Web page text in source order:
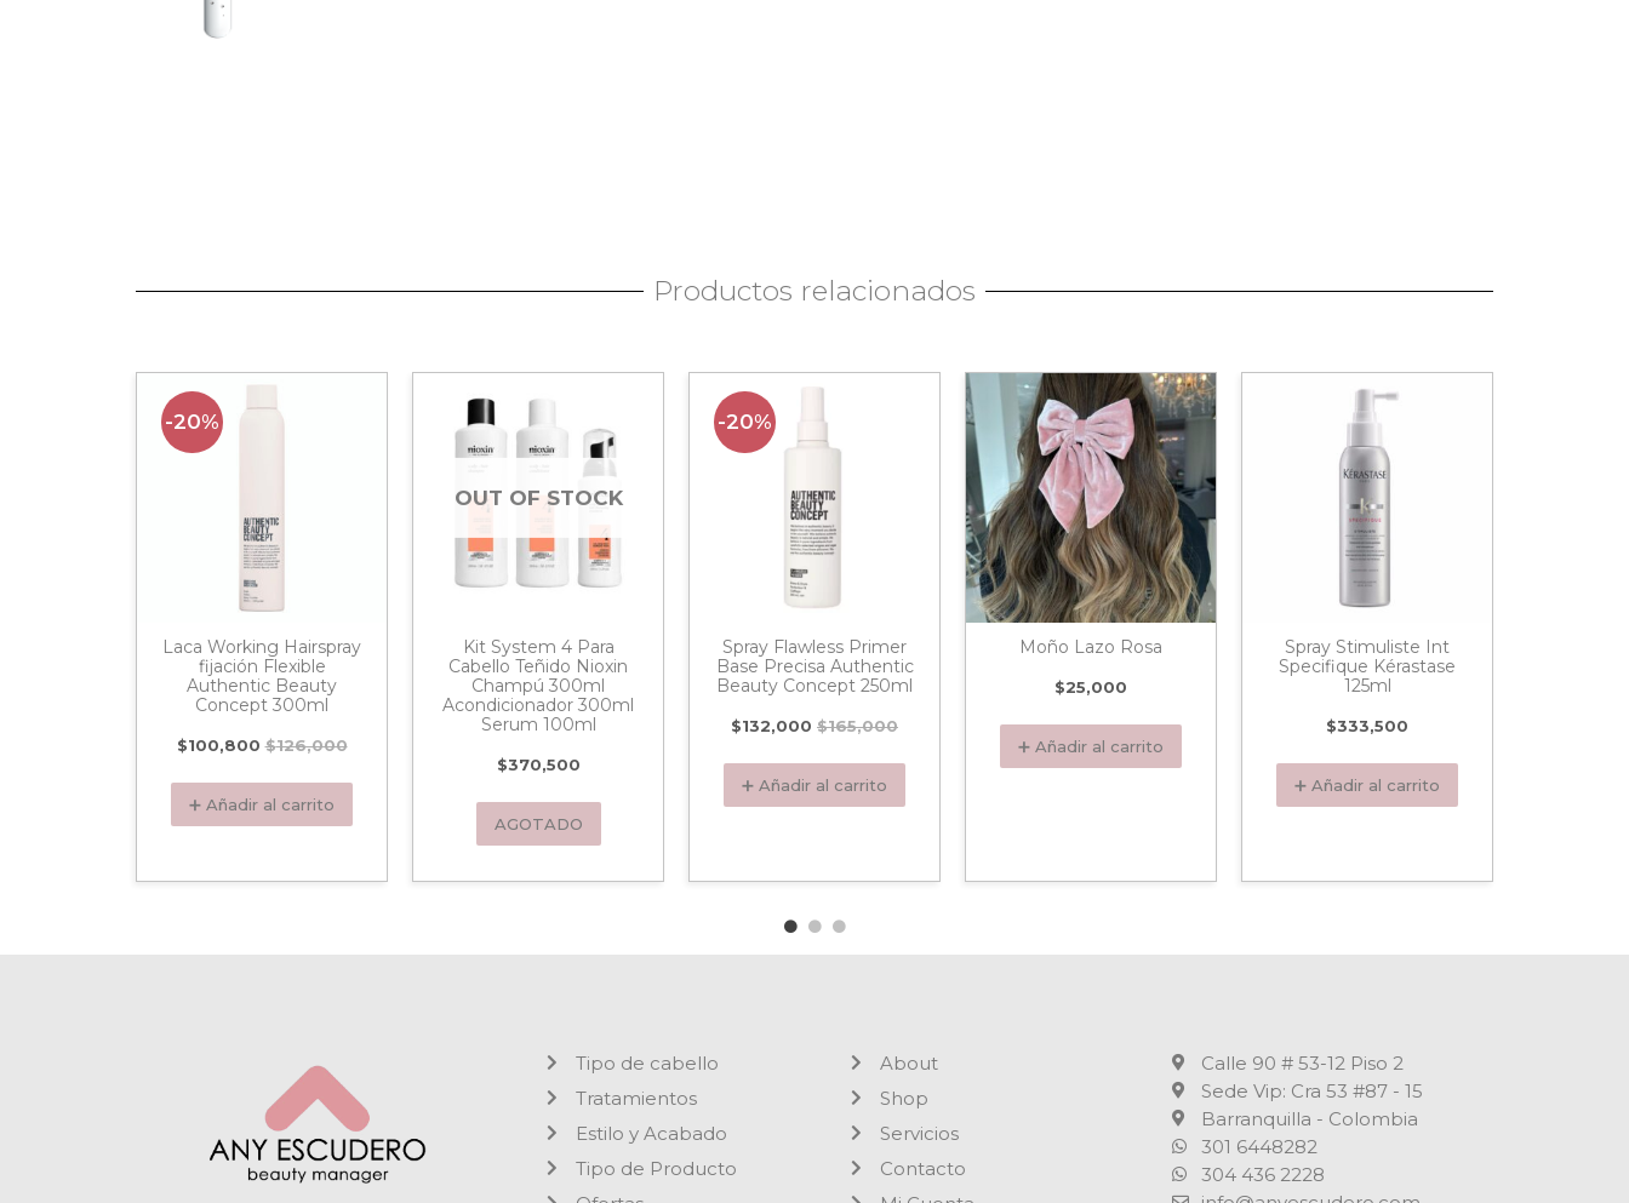
Productos relacionados
-20%
Laca Working Hairspray
fijación Flexible
Authentic Beauty
Concept 300ml
$100,800 $126,000
➕ Añadir al carrito
OUT OF STOCK
Kit System 4 Para
Cabello Teñido Nioxin
Champú 300ml
Acondicionador 300ml
Serum 100ml
$370,500
AGOTADO
-20%
Spray Flawless Primer
Base Precisa Authentic
Beauty Concept 250ml
$132,000 $165,000
➕ Añadir al carrito
Moño Lazo Rosa
$25,000
➕ Añadir al carrito
Spray Stimuliste Int
Specifique Kérastase
125ml
$333,500
➕ Añadir al carrito
Tipo de cabello
Tratamientos
Estilo y Acabado
Tipo de Producto
About
Shop
Servicios
Contacto
Calle 90 # 53-12 Piso 2
Sede Vip: Cra 53 #87 - 15
Barranquilla - Colombia
301 6448282
304 436 2228